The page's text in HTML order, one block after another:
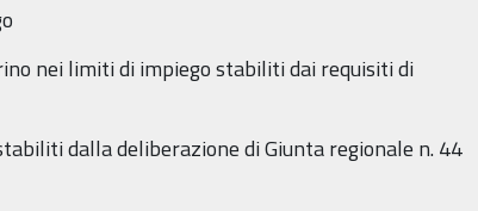
nei limiti di impiego stabiliti dai requisiti di
dalla deliberazione di Giunta regionale n. 44